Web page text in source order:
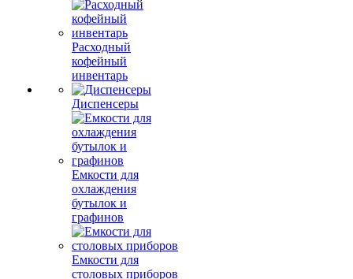
Расходный
кофейный
инвентарь
Диспенсеры
Емкости для
охлаждения
бутылок и
графинов
Емкости для
столовых приборов